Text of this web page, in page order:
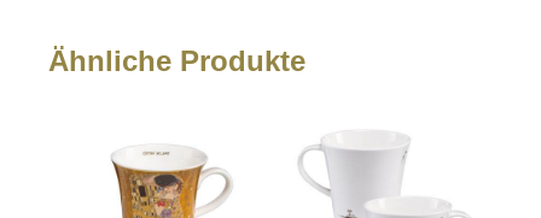
Ähnliche Produkte